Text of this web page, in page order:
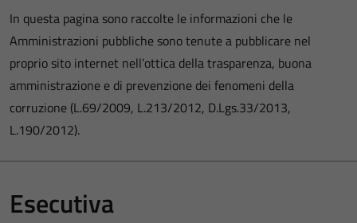
In questa pagina sono raccolte le informazioni che le
Amministrazioni pubbliche sono tenute a pubblicare nel
proprio sito internet nell’ottica della trasparenza, buona
amministrazione e di prevenzione dei fenomeni della
corruzione (L.69/2009, L.213/2012, D.Lgs.33/2013,
L.190/2012).
Esecutiva